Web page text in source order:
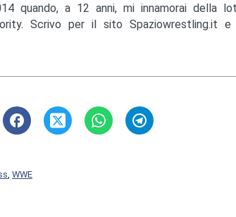
quando, a 12 anni, mi innamorai della
Scrivo per il sito Spaziowrestling.it
WWE